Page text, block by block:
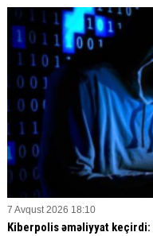
7 Avqust 2026 18:10
Kiberpolis əməliyyat keçirdi: